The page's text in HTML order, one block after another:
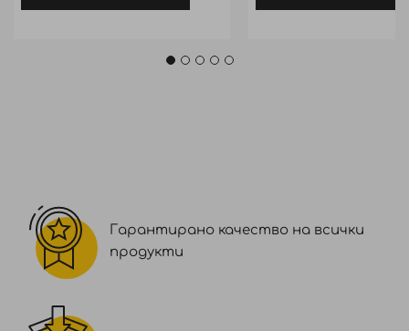
Гарантирано качество на всички
продукти